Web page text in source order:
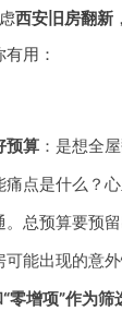
西安旧房翻新
用：
预算 ：是想全
痛点是什么？
总预算要预
能出现的意外
零增项”作为